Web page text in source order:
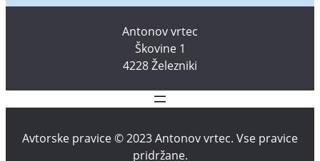
Antonov vrtec
Škovine 1
4228 Železniki
Avtorske pravice © 2023 Antonov vrtec. Vse pravice
pridržane.